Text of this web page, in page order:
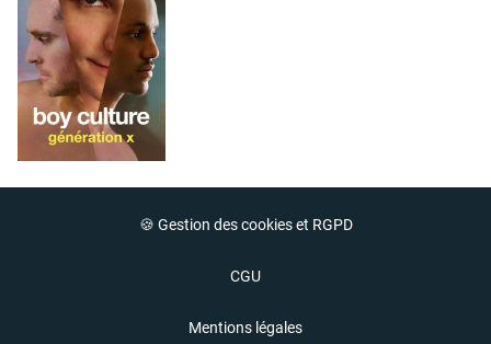
🍪 Gestion des cookies et RGPD
CGU
Mentions légales